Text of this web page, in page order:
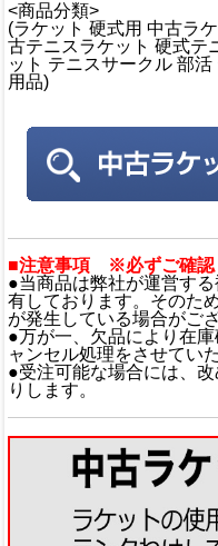
<商品分類>
(ラケット 硬式用 中古ラ
古テニスラケット 硬式テ
ット テニスサークル 部活
用品)
■注意事項 ※必ずご確認
●当商品は弊社が運営す
有しております。そのた
が発生している場合がご
●万が一、欠品により在
ャンセル処理をさせてい
●受注可能な場合には、
りします。